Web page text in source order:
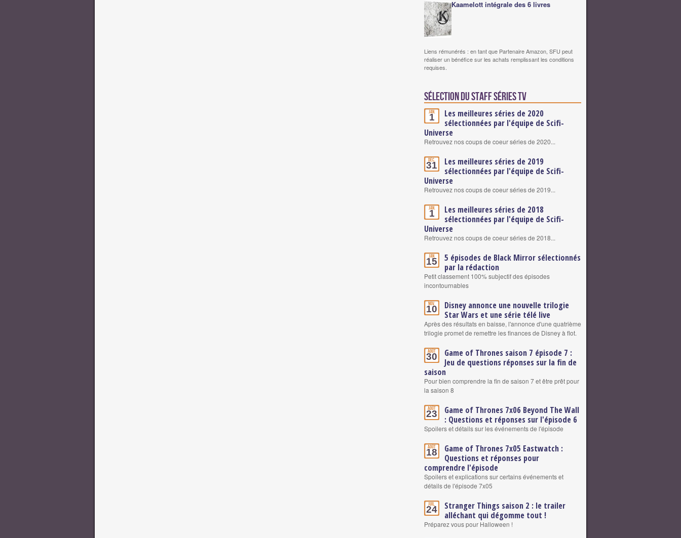
Kaamelott intégrale des 6 livres
Liens rémunérés : en tant que Partenaire Amazon, SFU peut
réaliser un bénéfice sur les achats remplissant les conditions
requises.
Sélection du staff Séries TV
Jan.
1
Les meilleures séries de 2020
sélectionnées par l'équipe de Scifi-
Universe
Retrouvez nos coups de coeur séries de 2020...
Déc.
31
Les meilleures séries de 2019
sélectionnées par l'équipe de Scifi-
Universe
Retrouvez nos coups de coeur séries de 2019...
Jan.
1
Les meilleures séries de 2018
sélectionnées par l'équipe de Scifi-
Universe
Retrouvez nos coups de coeur séries de 2018...
Jan.
15
5 épisodes de Black Mirror sélectionnés
par la rédaction
Petit classement 100% subjectif des épisodes
incontournables
Nov.
10
Disney annonce une nouvelle trilogie
Star Wars et une série télé live
Après des résultats en baisse, l'annonce d'une quatrième
trilogie promet de remettre les finances de Disney à flot.
Août
30
Game of Thrones saison 7 épisode 7 :
Jeu de questions réponses sur la fin de
saison
Pour bien comprendre la fin de saison 7 et être prêt pour
la saison 8
Août
23
Game of Thrones 7x06 Beyond The Wall
: Questions et réponses sur l'épisode 6
Spoilers et détails sur les événements de l'épisode
Août
18
Game of Thrones 7x05 Eastwatch :
Questions et réponses pour
comprendre l'épisode
Spoilers et explications sur certains événements et
détails de l'épisode 7x05
Juil.
24
Stranger Things saison 2 : le trailer
alléchant qui dégomme tout !
Préparez vous pour Halloween !